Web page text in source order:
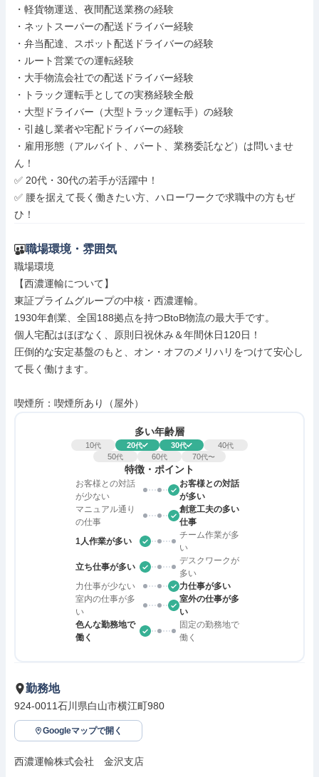
・軽貨物運送、夜間配送業務の経験
・ネットスーパーの配送ドライバー経験
・弁当配達、スポット配送ドライバーの経験
・ルート営業での運転経験
・大手物流会社での配送ドライバー経験
・トラック運転手としての実務経験全般
・大型ドライバー（大型トラック運転手）の経験
・引越し業者や宅配ドライバーの経験
・雇用形態（アルバイト、パート、業務委託など）は問いませ
ん！
✅ 20代・30代の若手が活躍中！
✅ 腰を据えて長く働きたい方、ハローワークで求職中の方もぜ
ひ！
職場環境・雰囲気
職場環境
【西濃運輸について】
東証プライムグループの中核・西濃運輸。
1930年創業、全国188拠点を持つBtoB物流の最大手です。
個人宅配はほぼなく、原則日祝休み＆年間休日120日！
圧倒的な安定基盤のもと、オン・オフのメリハリをつけて安心し
て長く働けます。
喫煙所：喫煙所あり（屋外）
多い年齢層
10代 20代 30代 40代
50代 60代 70代〜
特徴・ポイント
お客様との対話
が少ない
お客様との対話
が多い
マニュアル通り
の仕事
創意工夫の多い
仕事
1人作業が多い
チーム作業が多
い
立ち仕事が多い
デスクワークが
多い
力仕事が少ない
力仕事が多い
室内の仕事が多
い
室外の仕事が多
い
色んな勤務地で
働く
固定の勤務地で
働く
勤務地
924-0011石川県白山市横江町980
Googleマップで開く
西濃運輸株式会社　金沢支店